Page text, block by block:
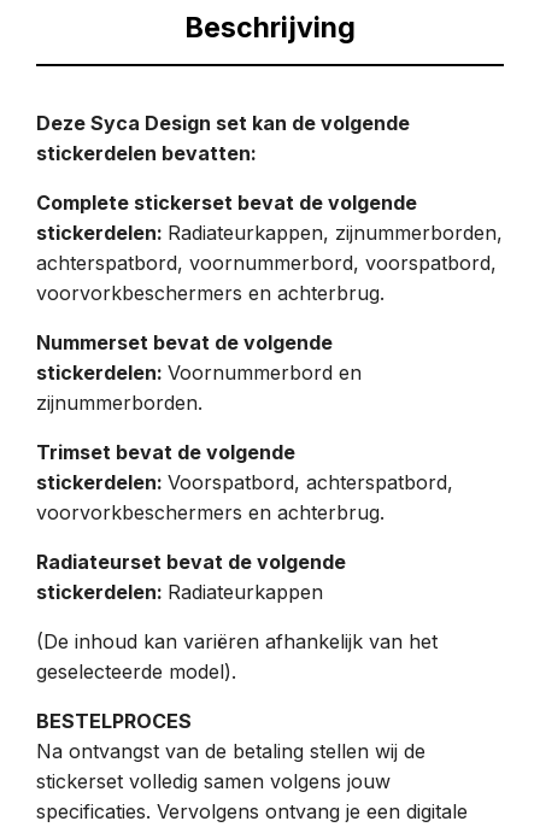
Beschrijving
Deze Syca Design set kan de volgende
stickerdelen bevatten:
Complete stickerset bevat de volgende
stickerdelen: Radiateurkappen, zijnummerborden,
achterspatbord, voornummerbord, voorspatbord,
voorvorkbeschermers en achterbrug.
Nummerset bevat de volgende
stickerdelen: Voornummerbord en
zijnummerborden.
Trimset bevat de volgende
stickerdelen: Voorspatbord, achterspatbord,
voorvorkbeschermers en achterbrug.
Radiateurset bevat de volgende
stickerdelen: Radiateurkappen
(De inhoud kan variëren afhankelijk van het
geselecteerde model).
BESTELPROCES
Na ontvangst van de betaling stellen wij de
stickerset volledig samen volgens jouw
specificaties. Vervolgens ontvang je een digitale